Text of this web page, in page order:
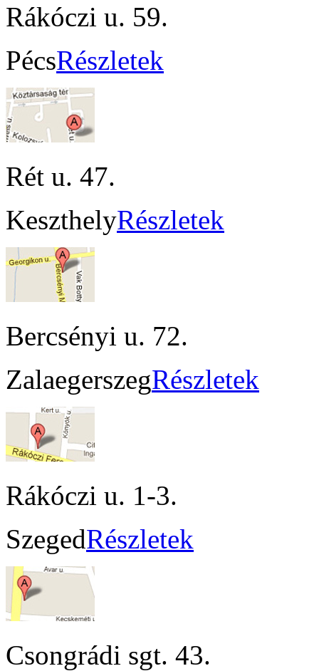
Rákóczi u. 59.
PécsRészletek
Rét u. 47.
KeszthelyRészletek
Bercsényi u. 72.
ZalaegerszegRészletek
Rákóczi u. 1-3.
SzegedRészletek
Csongrádi sgt. 43.